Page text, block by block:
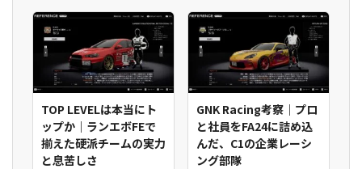
TOP LEVELは本当にト
ップか｜ランエボFEで
揃えた硬派チームの実力
と息苦しさ
GNK Racing考察｜プロ
と社員をFA24に詰め込
んだ、C1の企業レーシ
ング部隊